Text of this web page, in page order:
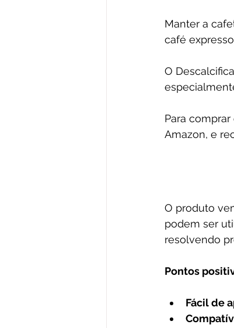
Manter a
café
O
Para comprar
Amazon, e
O produto
podem ser
resolvendo
Pontos
Fácil de